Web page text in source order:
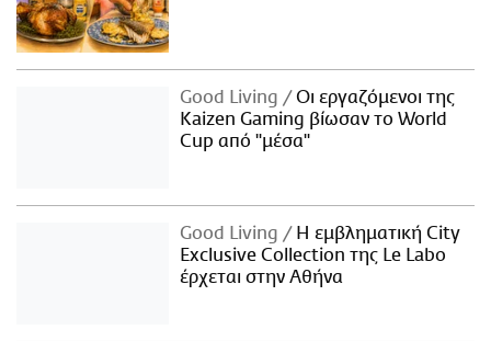
Good Living
Οι εργαζόμενοι της
Kaizen Gaming βίωσαν το World
Cup από "μέσα"
Good Living
Η εμβληματική City
Exclusive Collection της Le Labo
έρχεται στην Αθήνα